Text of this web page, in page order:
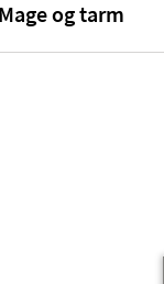
Mage og tarm